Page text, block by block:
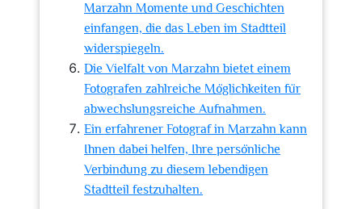
Marzahn Momente und Geschichten
einfangen, die das Leben im Stadtteil
widerspiegeln.
Die Vielfalt von Marzahn bietet einem
Fotografen zahlreiche Möglichkeiten für
abwechslungsreiche Aufnahmen.
Ein erfahrener Fotograf in Marzahn kann
Ihnen dabei helfen, Ihre persönliche
Verbindung zu diesem lebendigen
Stadtteil festzuhalten.